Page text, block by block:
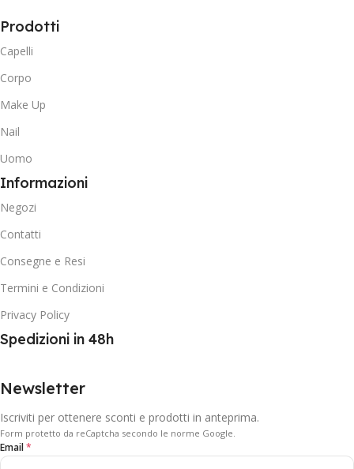
Prodotti
Capelli
Corpo
Make Up
Nail
Uomo
Informazioni
Negozi
Contatti
Consegne e Resi
Termini e Condizioni
Privacy Policy
Spedizioni in 48h
Newsletter
Iscriviti per ottenere sconti e prodotti in anteprima.
Form protetto da reCaptcha secondo le norme Google.
Email*